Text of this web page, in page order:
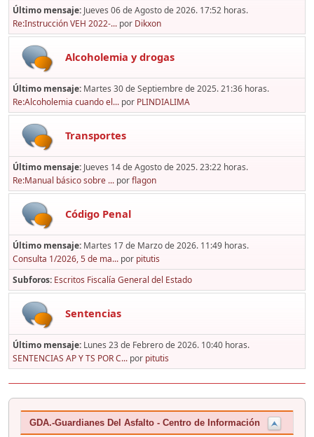
Último mensaje: Jueves 06 de Agosto de 2026. 17:52 horas.
Re:Instrucción VEH 2022-... por Dikxon
Alcoholemia y drogas
Último mensaje: Martes 30 de Septiembre de 2025. 21:36 horas.
Re:Alcoholemia cuando el... por PLINDIALIMA
Transportes
Último mensaje: Jueves 14 de Agosto de 2025. 23:22 horas.
Re:Manual básico sobre ... porflagon
Código Penal
Último mensaje: Martes 17 de Marzo de 2026. 11:49 horas.
Consulta 1/2026, 5 de ma... por pitutis
Subforos Escritos Fiscalía General del Estado
Sentencias
Último mensaje: Lunes 23 de Febrero de 2026. 10:40 horas.
SENTENCIAS AP Y TS POR C... por pitutis
GDA.-Guardianes Del Asfalto - Centro de Información